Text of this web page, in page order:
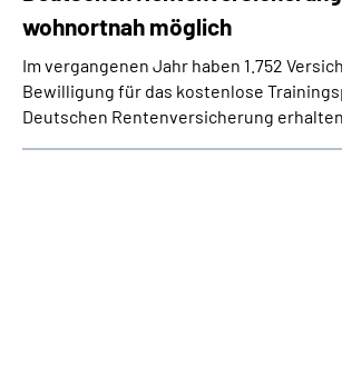
wohnortnah möglich
Im vergangenen Jahr haben 1.752
Bewilligung für das kostenlose
Deutschen Rentenversicherung erhalten.